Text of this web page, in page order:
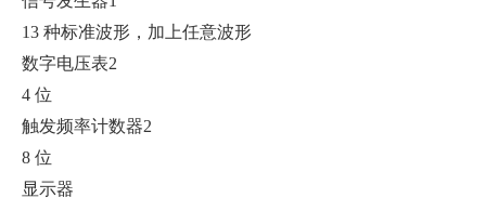
13 种标准波形，加上任意波形
数字电压表2
4 位
触发频率计数器2
8 位
显示器